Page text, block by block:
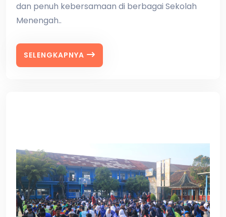
dan penuh kebersamaan di berbagai Sekolah
Menengah..
SELENGKAPNYA